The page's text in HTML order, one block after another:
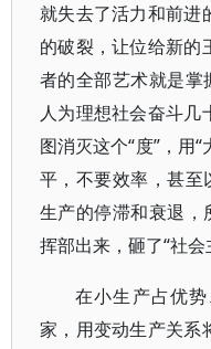
就失去了活力和前进
的破裂，让位给新的
者的全部艺术就是掌
人为理想社会奋斗几
图消灭这个“度”，用
平，不要效率，甚至
生产的停滞和衰退，
挥部出来，砸了“社会
在小生产占优
家，用变动生产关系